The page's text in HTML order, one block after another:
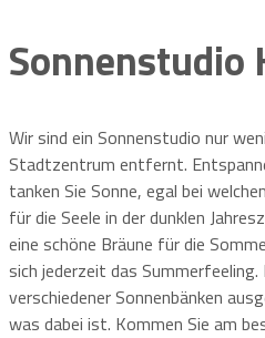
Sonnenstudio
Wir sind ein Sonnenstudio nur
Stadtzentrum entfernt.
tanken Sie Sonne, egal bei
für die Seele in der dunklen
eine schöne Bräune für die
sich jederzeit das
verschiedener Sonnenbänken
was dabei ist. Kommen Sie am